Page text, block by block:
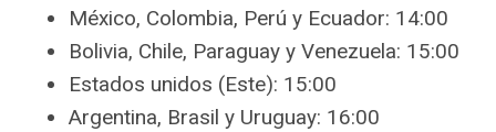
México, Colombia, Perú y Ecuador: 14:00
Bolivia, Chile, Paraguay y Venezuela: 15:00
Estados unidos (Este): 15:00
Argentina, Brasil y Uruguay: 16:00